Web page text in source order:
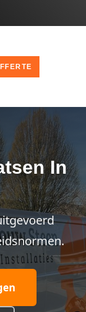
In